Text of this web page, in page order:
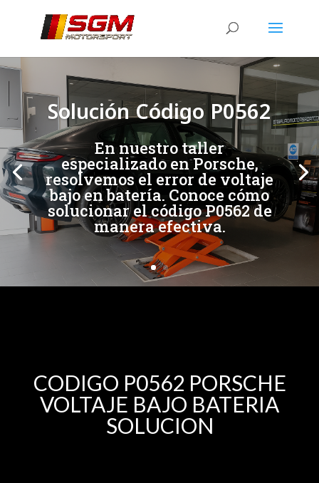
Solución Código P0562
En nuestro taller
especializado en Porsche,
resolvemos el error de voltaje
bajo en batería. Conoce cómo
solucionar el código P0562 de
manera efectiva.
[/et_pb_slide]
CODIGO P0562 PORSCHE
VOLTAJE BAJO BATERIA
SOLUCION